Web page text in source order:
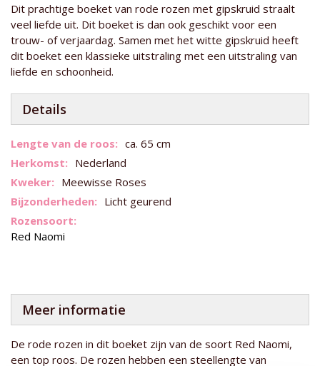
Dit prachtige boeket van rode rozen met gipskruid straalt
veel liefde uit. Dit boeket is dan ook geschikt voor een
trouw- of verjaardag. Samen met het witte gipskruid heeft
dit boeket een klassieke uitstraling met een uitstraling van
liefde en schoonheid.
Details
Meer
informatie
ca. 65 cm
Nederland
Meewisse Roses
Licht geurend
Red Naomi
Meer informatie
De rode rozen in dit boeket zijn van de soort Red Naomi,
een top roos. De rozen hebben een steellengte van